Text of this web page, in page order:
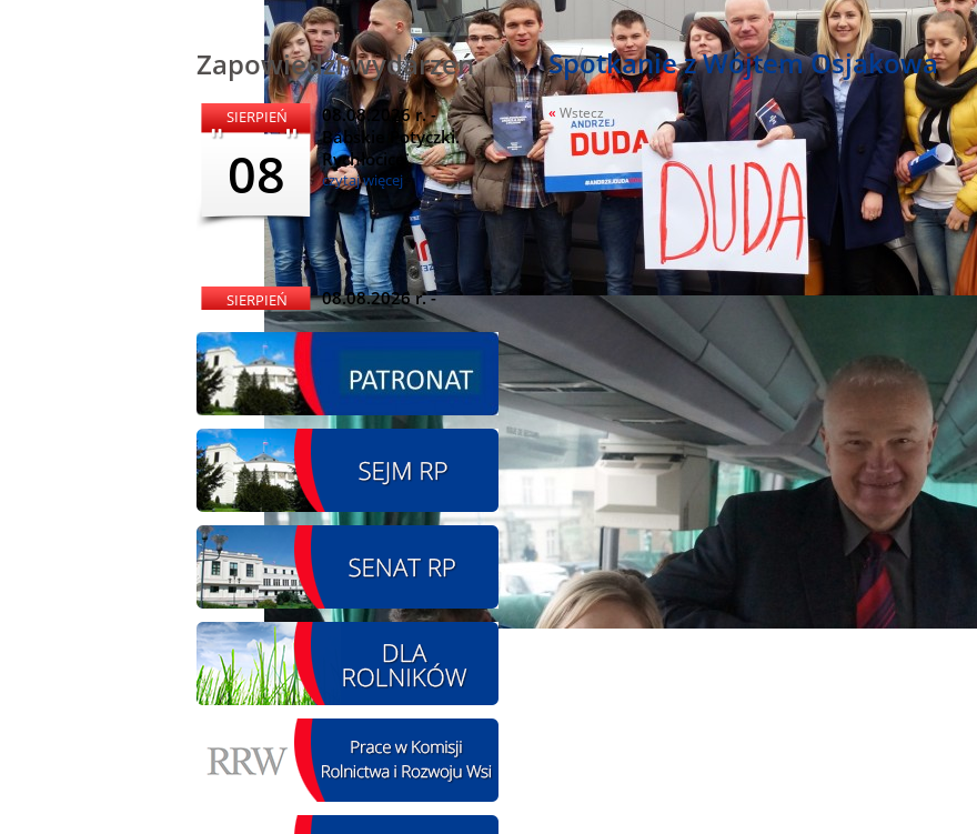
Zapowiedzi wydarzeń
SIERPIEŃ
08
08.08.2026 r. -
Babskie Potyczki.
Rychłocice
czytaj więcej
SIERPIEŃ
08
08.08.2026 r. -
Dożynki i
SIERPIEŃ
08
08.08.2026 r. - Piknik
integracyjny. Krępa
60 u Sołtysa
SIERPIEŃ
09
09.08.2026 r. -
Jubileusz OSP. Żerniki
czytaj więcej
Spotkanie z Wójtem Osjakowa
« Wstecz